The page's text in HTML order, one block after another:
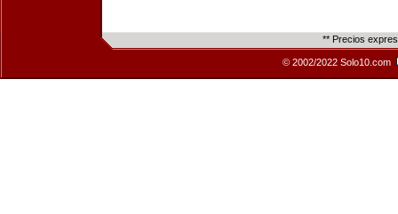
** Precios
© 2002/2022 Solo10.com